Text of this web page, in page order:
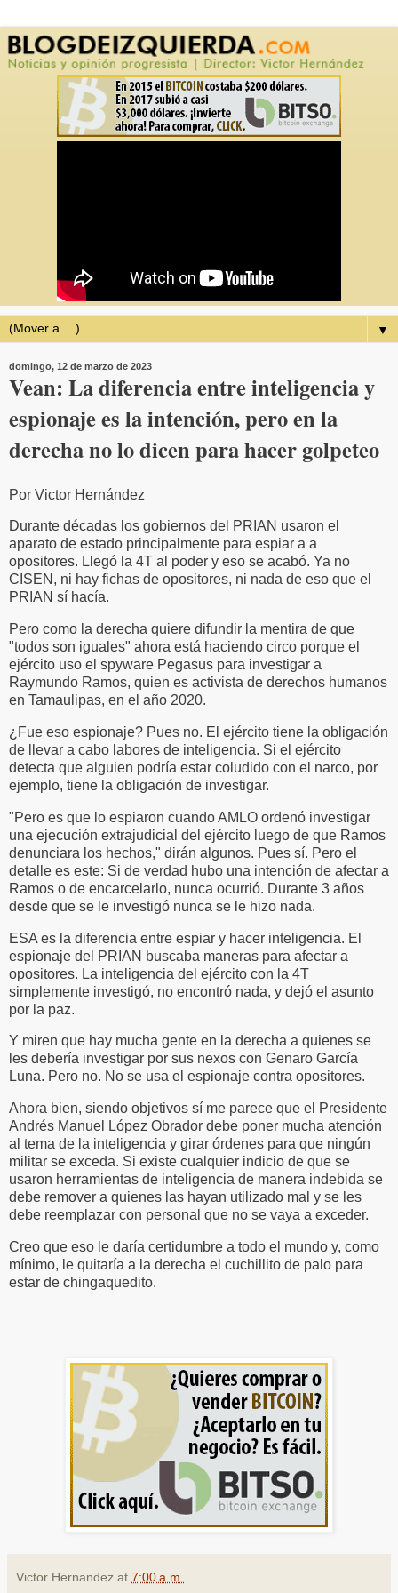
▼
domingo, 12 de marzo de 2023
Vean: La diferencia entre inteligencia y
espionaje es la intención, pero en la
derecha no lo dicen para hacer golpeteo
Por Victor Hernández
Durante décadas los gobiernos del PRIAN usaron el
aparato de estado principalmente para espiar a a
opositores. Llegó la 4T al poder y eso se acabó. Ya no
CISEN, ni hay fichas de opositores, ni nada de eso que el
PRIAN sí hacía.
Pero como la derecha quiere difundir la mentira de que
"todos son iguales" ahora está haciendo circo porque el
ejército uso el spyware Pegasus para investigar a
Raymundo Ramos, quien es activista de derechos humanos
en Tamaulipas, en el año 2020.
¿Fue eso espionaje? Pues no. El ejército tiene la obligación
de llevar a cabo labores de inteligencia. Si el ejército
detecta que alguien podría estar coludido con el narco, por
ejemplo, tiene la obligación de investigar.
"Pero es que lo espiaron cuando AMLO ordenó investigar
una ejecución extrajudicial del ejército luego de que Ramos
denunciara los hechos," dirán algunos. Pues sí. Pero el
detalle es este: Si de verdad hubo una intención de afectar a
Ramos o de encarcelarlo, nunca ocurrió. Durante 3 años
desde que se le investigó nunca se le hizo nada.
ESA es la diferencia entre espiar y hacer inteligencia. El
espionaje del PRIAN buscaba maneras para afectar a
opositores. La inteligencia del ejército con la 4T
simplemente investigó, no encontró nada, y dejó el asunto
por la paz.
Y miren que hay mucha gente en la derecha a quienes se
les debería investigar por sus nexos con Genaro García
Luna. Pero no. No se usa el espionaje contra opositores.
Ahora bien, siendo objetivos sí me parece que el Presidente
Andrés Manuel López Obrador debe poner mucha atención
al tema de la inteligencia y girar órdenes para que ningún
militar se exceda. Si existe cualquier indicio de que se
usaron herramientas de inteligencia de manera indebida se
debe remover a quienes las hayan utilizado mal y se les
debe reemplazar con personal que no se vaya a exceder.
Creo que eso le daría certidumbre a todo el mundo y, como
mínimo, le quitaría a la derecha el cuchillito de palo para
estar de chingaquedito.
Victor Hernandez at 7:00 a.m.